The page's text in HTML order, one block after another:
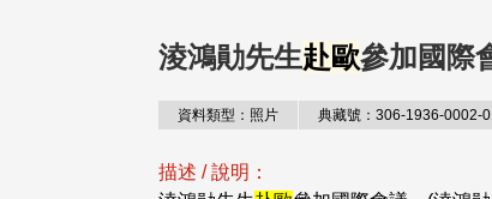
淩鴻勛先生赴歐參加國際
資料類型：照片 典藏號：306-1936-0002-
描述 / 說明：